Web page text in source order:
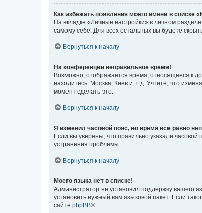
Как избежать появления моего имени в списке
На вкладке «Личные настройки» в личном
самому себе. Для всех остальных вы будете
Вернуться к началу
На конференции неправильное время!
Возможно, отображается время, относящееся к
находитесь: Москва, Киев и т. д. Учтите, что
момент сделать это.
Вернуться к началу
Я изменил часовой пояс, но время всё равно
Если вы уверены, что правильно указали
устранения проблемы.
Вернуться к началу
Моего языка нет в списке!
Администратор не установил поддержку вашего
установить нужный вам языковой пакет. Если
сайте phpBB®.